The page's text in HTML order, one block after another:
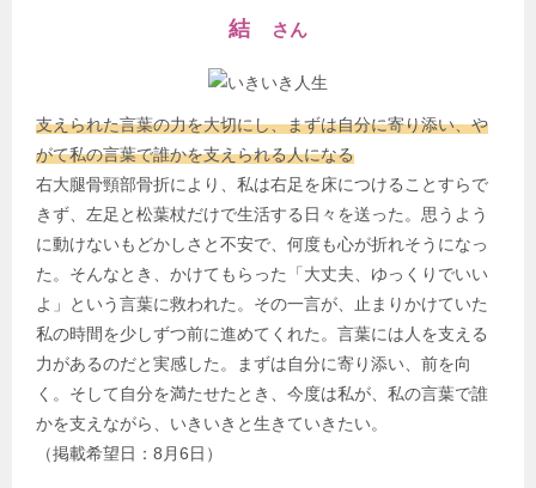
結 さん
支えられた言葉の力を大切にし、まずは自分に寄り添い、や
がて私の言葉で誰かを支えられる人になる
右大腿骨頸部骨折により、私は右足を床につけることすらで
きず、左足と松葉杖だけで生活する日々を送った。思うよう
に動けないもどかしさと不安で、何度も心が折れそうになっ
た。そんなとき、かけてもらった「大丈夫、ゆっくりでいい
よ」という言葉に救われた。その一言が、止まりかけていた
私の時間を少しずつ前に進めてくれた。言葉には人を支える
力があるのだと実感した。まずは自分に寄り添い、前を向
く。そして自分を満たせたとき、今度は私が、私の言葉で誰
かを支えながら、いきいきと生きていきたい。
（掲載希望日：8月6日）